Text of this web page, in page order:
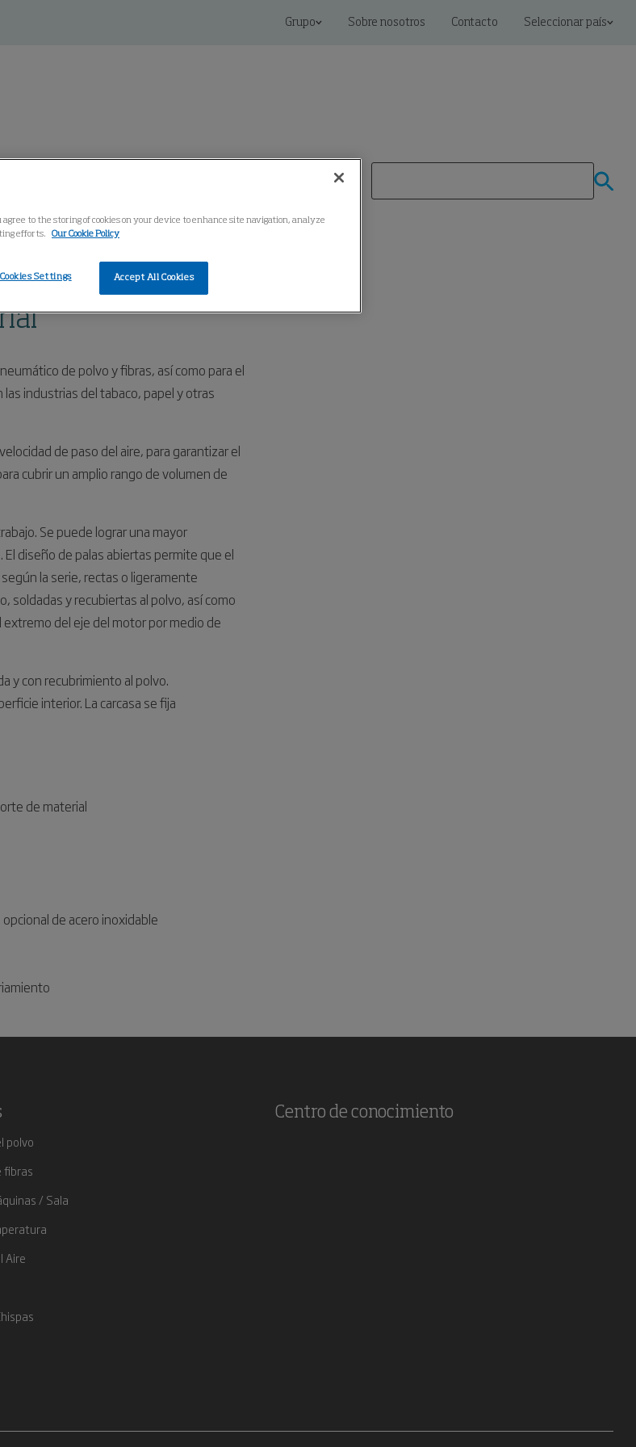
Grupo Sobre nosotros Contacto Seleccionar país
de polvo y fibras, así como para el
industrias del tabaco, papel y otras
de paso del aire, para garantizar el
cubrir un amplio rango de volumen de
Se puede lograr una mayor
diseño de palas abiertas permite que el
la serie, rectas o ligeramente
soldadas y recubiertas al polvo, así como
del eje del motor por medio de
y con recubrimiento al polvo.
interior. La carcasa se fija
de material
de acero inoxidable
polvo
fibras
/ Sala
Aire
Centro de conocimiento
agree to the storing of cookies on your device to enhance site navigation, analyze
efforts.
Our Cookie Policy
Accept All Cookies
Cookies Settings